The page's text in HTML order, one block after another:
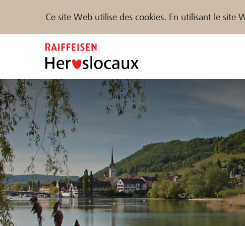
Ce site Web utilise des cookies. En utilisant le site
Parrainer Soutien & assistance
Trouvez des projets et des organisations
DE FR IT